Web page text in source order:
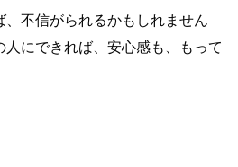
不信がられるかもしれません
にできれば、安心感も、もって